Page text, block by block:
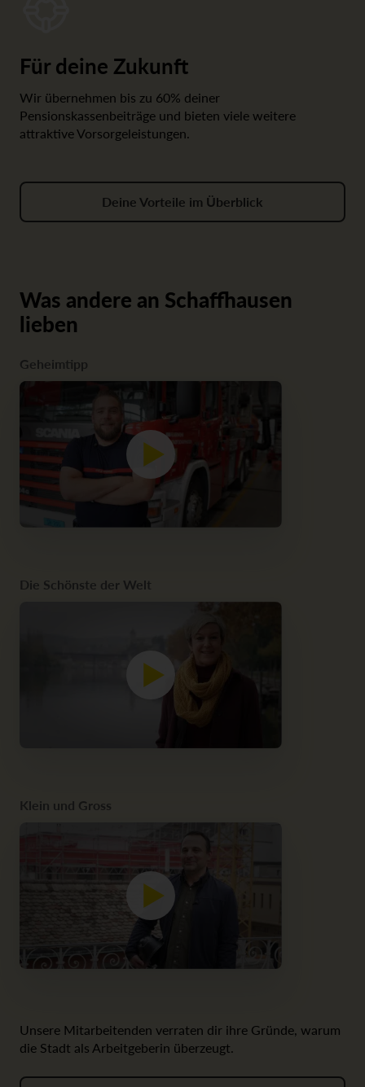
Für deine Zukunft
Wir übernehmen bis zu 60% deiner
Pensionskassenbeiträge und bieten viele weitere
attraktive Vorsorgeleistungen.
Deine Vorteile im Überblick
Was andere an Schaffhausen
lieben
Geheimtipp
Die Schönste der Welt
Klein und Gross
Unsere Mitarbeitenden verraten dir ihre Gründe, warum
die Stadt als Arbeitgeberin überzeugt.